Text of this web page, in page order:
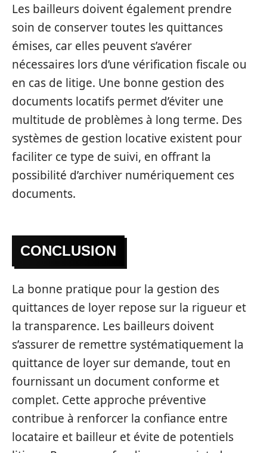
Les bailleurs doivent également prendre
soin de conserver toutes les quittances
émises, car elles peuvent s’avérer
nécessaires lors d’une vérification fiscale ou
en cas de litige. Une bonne gestion des
documents locatifs permet d’éviter une
multitude de problèmes à long terme. Des
systèmes de gestion locative existent pour
faciliter ce type de suivi, en offrant la
possibilité d’archiver numériquement ces
documents.
CONCLUSION
La bonne pratique pour la gestion des
quittances de loyer repose sur la rigueur et
la transparence. Les bailleurs doivent
s’assurer de remettre systématiquement la
quittance de loyer sur demande, tout en
fournissant un document conforme et
complet. Cette approche préventive
contribue à renforcer la confiance entre
locataire et bailleur et évite de potentiels